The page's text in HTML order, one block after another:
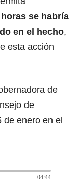
se habría
en el hecho,
esta acción
de
de
de enero en el
04:44